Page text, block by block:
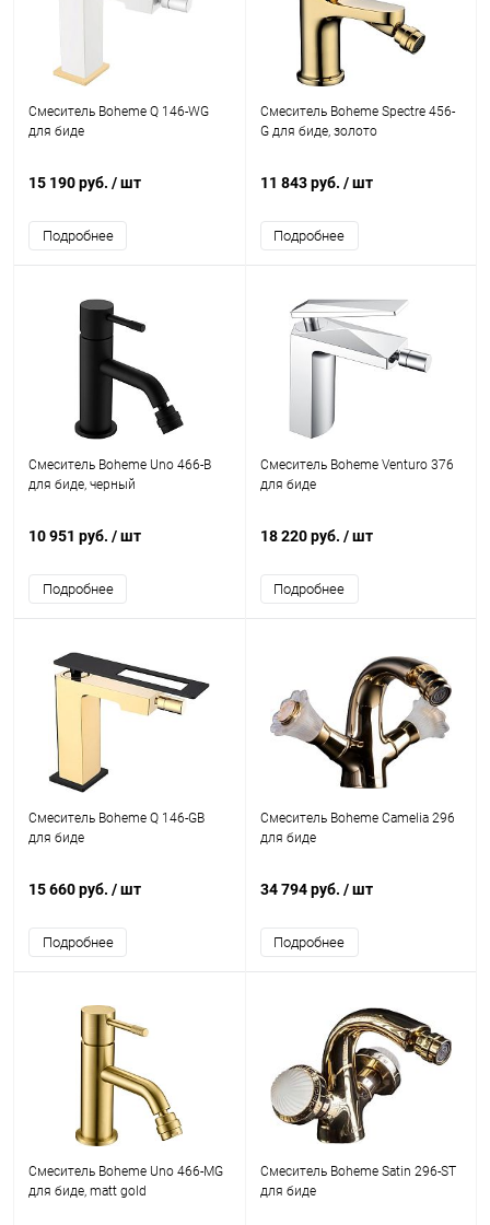
Смеситель Boheme Q 146-WG
для биде
15 190 руб. / шт
Подробнее
Смеситель Boheme Spectre 456-
G для биде, золото
11 843 руб. / шт
Подробнее
Смеситель Boheme Uno 466-B
для биде, черный
10 951 руб. / шт
Подробнее
Смеситель Boheme Venturo 376
для биде
18 220 руб. / шт
Подробнее
Смеситель Boheme Q 146-GB
для биде
15 660 руб. / шт
Подробнее
Смеситель Boheme Camelia 296
для биде
34 794 руб. / шт
Подробнее
Смеситель Boheme Uno 466-MG
для биде, matt gold
Смеситель Boheme Satin 296-ST
для биде